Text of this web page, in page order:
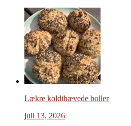
Lækre koldthævede boller
juli 13, 2026